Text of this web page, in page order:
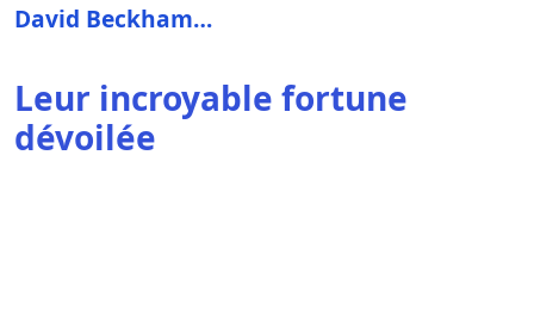
David Beckham…
Leur incroyable fortune
dévoilée